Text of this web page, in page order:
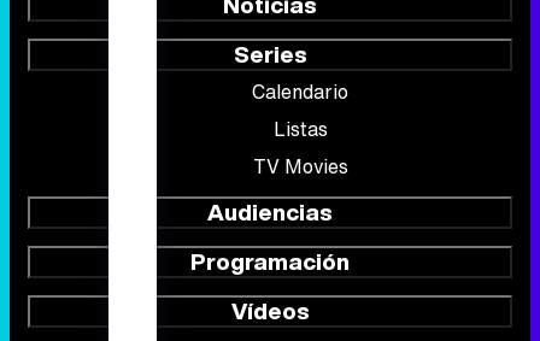
Series
Calendario
Listas
TV Movies
Audiencias
Programación
Vídeos